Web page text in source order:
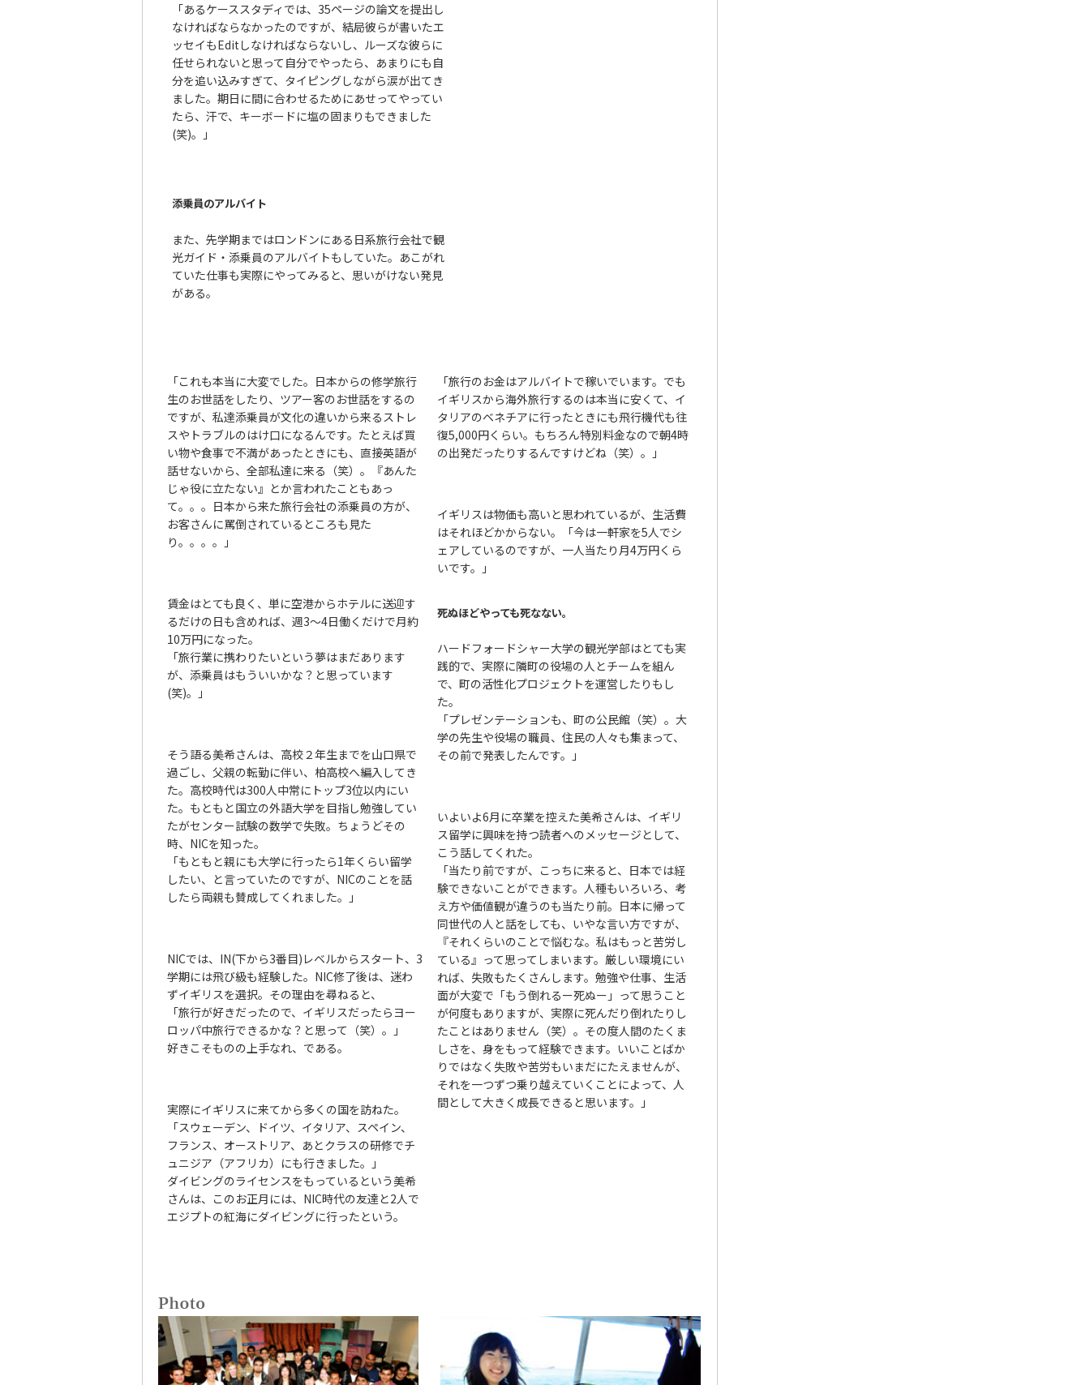
「あるケーススタディでは、35ページの論文を提出し
なければならなかったのですが、結局彼らが書いたエ
ッセイもEditしなければならないし、ルーズな彼らに
任せられないと思って自分でやったら、あまりにも自
分を追い込みすぎて、タイピングしながら涙が出てき
ました。期日に間に合わせるためにあせってやってい
たら、汗で、キーボードに塩の固まりもできました
(笑)。」
添乗員のアルバイト
また、先学期まではロンドンにある日系旅行会社で観
光ガイド・添乗員のアルバイトもしていた。あこがれ
ていた仕事も実際にやってみると、思いがけない発見
がある。
「これも本当に大変でした。日本からの修学旅行
生のお世話をしたり、ツアー客のお世話をするの
ですが、私達添乗員が文化の違いから来るストレ
スやトラブルのはけ口になるんです。たとえば買
い物や食事で不満があったときにも、直接英語が
話せないから、全部私達に来る（笑）。『あんた
じゃ役に立たない』とか言われたこともあっ
て。。。日本から来た旅行会社の添乗員の方が、
お客さんに罵倒されているところも見た
り。。。。」
賃金はとても良く、単に空港からホテルに送迎す
るだけの日も含めれば、週3～4日働くだけで月約
10万円になった。
「旅行業に携わりたいという夢はまだあります
が、添乗員はもういいかな？と思っています
(笑)。」
そう語る美希さんは、高校２年生までを山口県で
過ごし、父親の転勤に伴い、柏高校へ編入してき
た。高校時代は300人中常にトップ3位以内にい
た。もともと国立の外語大学を目指し勉強してい
たがセンター試験の数学で失敗。ちょうどその
時、NICを知った。
「もともと親にも大学に行ったら1年くらい留学
したい、と言っていたのですが、NICのことを話
したら両親も賛成してくれました。」
NICでは、IN(下から3番目)レベルからスタート、3
学期には飛び級も経験した。NIC修了後は、迷わ
ずイギリスを選択。その理由を尋ねると、
「旅行が好きだったので、イギリスだったらヨー
ロッパ中旅行できるかな？と思って（笑）。」
好きこそものの上手なれ、である。
実際にイギリスに来てから多くの国を訪ねた。
「スウェーデン、ドイツ、イタリア、スペイン、
フランス、オーストリア、あとクラスの研修でチ
ュニジア（アフリカ）にも行きました。」
ダイビングのライセンスをもっているという美希
さんは、このお正月には、NIC時代の友達と2人で
エジプトの紅海にダイビングに行ったという。
「旅行のお金はアルバイトで稼いでいます。でも
イギリスから海外旅行するのは本当に安くて、イ
タリアのベネチアに行ったときにも飛行機代も往
復5,000円くらい。もちろん特別料金なので朝4時
の出発だったりするんですけどね（笑）。」
イギリスは物価も高いと思われているが、生活費
はそれほどかからない。「今は一軒家を5人でシ
ェアしているのですが、一人当たり月4万円くら
いです。」
死ぬほどやっても死なない。
ハードフォードシャー大学の観光学部はとても実
践的で、実際に隣町の役場の人とチームを組ん
で、町の活性化プロジェクトを運営したりもし
た。
「プレゼンテーションも、町の公民館（笑）。大
学の先生や役場の職員、住民の人々も集まって、
その前で発表したんです。」
いよいよ6月に卒業を控えた美希さんは、イギリ
ス留学に興味を持つ読者へのメッセージとして、
こう話してくれた。
「当たり前ですが、こっちに来ると、日本では経
験できないことができます。人種もいろいろ、考
え方や価値観が違うのも当たり前。日本に帰って
同世代の人と話をしても、いやな言い方ですが、
『それくらいのことで悩むな。私はもっと苦労し
ている』って思ってしまいます。厳しい環境にい
れば、失敗もたくさんします。勉強や仕事、生活
面が大変で「もう倒れるー死ぬー」って思うこと
が何度もありますが、実際に死んだり倒れたりし
たことはありません（笑）。その度人間のたくま
しさを、身をもって経験できます。いいことばか
りではなく失敗や苦労もいまだにたえませんが、
それを一つずつ乗り越えていくことによって、人
間として大きく成長できると思います。」